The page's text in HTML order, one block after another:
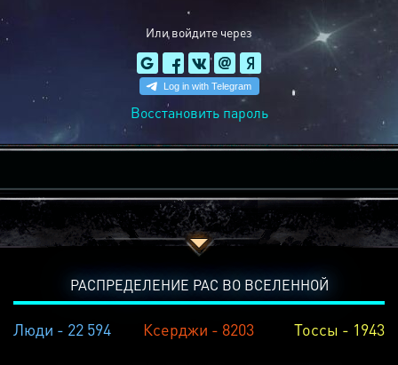
Или войдите через
Восстановить пароль
РАСПРЕДЕЛЕНИЕ РАС ВО ВСЕЛЕННОЙ
Люди - 22 594 Ксерджи - 8203 Тоссы - 1943